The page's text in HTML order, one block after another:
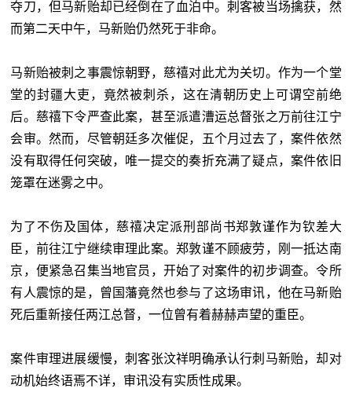
夺刀，但马新贻却已经倒在了血泊中。刺客被当场擒获，然
而第二天中午，马新贻仍然死于非命。
马新贻被刺之事震惊朝野，慈禧对此尤为关切。作为一个堂
堂的封疆大吏，竟然被刺杀，这在清朝历史上可谓空前绝
后。慈禧下令严查此案，甚至派遣漕运总督张之万前往江宁
会审。然而，尽管朝廷多次催促，五个月过去了，案件依然
没有取得任何突破，唯一提交的奏折充满了疑点，案件依旧
笼罩在迷雾之中。
为了不伤及国体，慈禧决定派刑部尚书郑敦谨作为钦差大
臣，前往江宁继续审理此案。郑敦谨不顾疲劳，刚一抵达南
京，便紧急召集当地官员，开始了对案件的初步调查。令所
有人震惊的是，曾国藩竟然也参与了这场审讯，他在马新贻
死后重新接任两江总督，一位曾有着赫赫声望的重臣。
案件审理进展缓慢，刺客张汶祥明确承认行刺马新贻，却对
动机始终语焉不详，审讯没有实质性成果。